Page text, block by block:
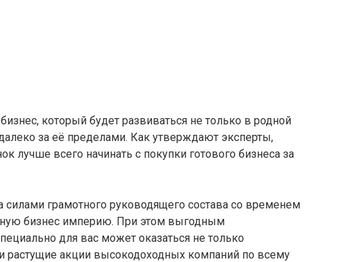
который будет развиваться не только в родной
за её пределами. Как утверждают эксперты,
лучше всего начинать с покупки готового бизнеса за
силами грамотного руководящего состава со временем
бизнес империю. При этом выгодным
для вас может оказаться не только
растущие акции высокодоходных компаний по всему